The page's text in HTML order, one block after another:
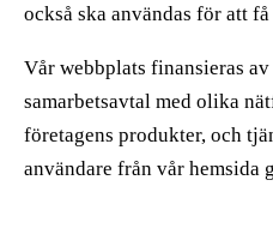
också ska användas för att
Vår webbplats finansieras
samarbetsavtal med olika
företagens produkter, och
användare från vår hemsida